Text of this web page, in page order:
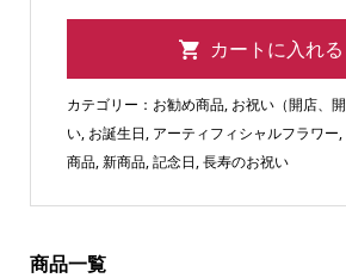
カテゴリー： お勧め商品, お祝い（開店、開
い, お誕生日, アーティフィシャルフラワー,
商品,新商品,記念日,長寿のお祝い
商品一覧